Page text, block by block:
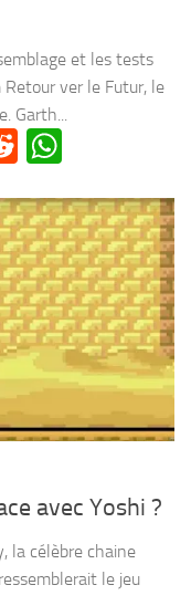
et les tests
Retour ver le Futur, le
Garth...
Reddit
avec Yoshi ?
la célèbre chaine
le jeu